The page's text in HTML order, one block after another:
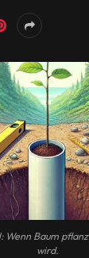
Wenn Baum
wird.